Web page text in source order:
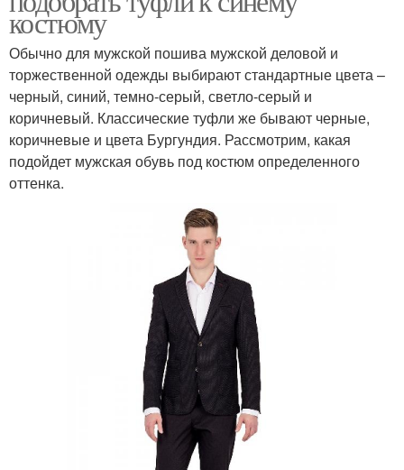
костюму
Обычно для мужской пошива мужской деловой и
торжественной одежды выбирают стандартные цвета –
черный, синий, темно-серый, светло-серый и
коричневый. Классические туфли же бывают черные,
коричневые и цвета Бургундия. Рассмотрим, какая
подойдет мужская обувь под костюм определенного
оттенка.